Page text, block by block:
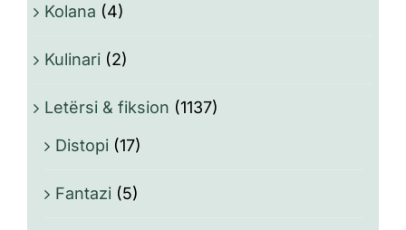
Kolana (4)
Kulinari (2)
Letërsi & fiksion (1137)
Distopi (17)
Fantazi (5)